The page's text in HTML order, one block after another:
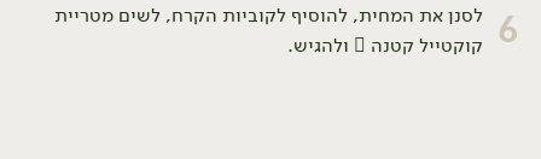
6
לסנן את המחית, להוסיף לקוביות הקרח, לשים מטריית
קוקטייל קטנה  ולהגיש.